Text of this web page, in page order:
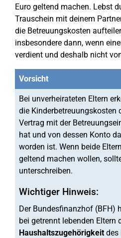
Euro geltend machen. Lebst
Trauschein mit deinem
die Betreuungskosten
insbesondere dann, wenn
verdient und deshalb nicht
Vorsicht
Bei unverheirateten Eltern
die Kinderbetreuungskosten
Vertrag mit der
hat und von dessen Konto
worden ist. Wenn beide
geltend machen wollen,
unterschreiben.
Wichtiger Hinweis:
Der Bundesfinanzhof (BFH)
bei getrennt lebenden Eltern
Haushaltszugehörigkeitdes